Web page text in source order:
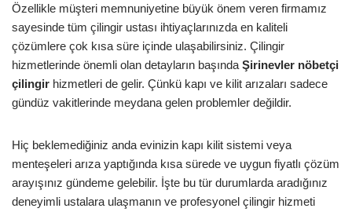
Özellikle müşteri memnuniyetine büyük önem veren firmamız
sayesinde tüm çilingir ustası ihtiyaçlarınızda en kaliteli
çözümlere çok kısa süre içinde ulaşabilirsiniz. Çilingir
hizmetlerinde önemli olan detayların başında Şirinevler nöbetçi
çilingir hizmetleri de gelir. Çünkü kapı ve kilit arızaları sadece
gündüz vakitlerinde meydana gelen problemler değildir.
Hiç beklemediğiniz anda evinizin kapı kilit sistemi veya
menteşeleri arıza yaptığında kısa sürede ve uygun fiyatlı çözüm
arayışınız gündeme gelebilir. İşte bu tür durumlarda aradığınız
deneyimli ustalara ulaşmanın ve profesyonel çilingir hizmeti